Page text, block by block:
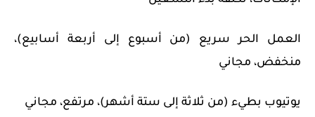
العمل الحر سريع (من أسبوع إلى أربعة أسابيع)،
منخفض، مجاني
يوتيوب بطيء (من ثلاثة إلى ستة أشهر)، مرتفع، مجاني